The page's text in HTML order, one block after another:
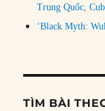
Trung Quốc,
‘Black Myth:
TÌM BÀI